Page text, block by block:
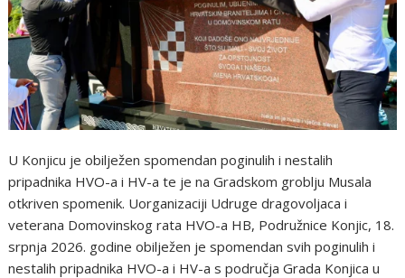
U Konjicu je obilježen spomendan poginulih i nestalih
pripadnika HVO-a i HV-a te je na Gradskom groblju Musala
otkriven spomenik. Uorganizaciji Udruge dragovoljaca i
veterana Domovinskog rata HVO-a HB, Podružnice Konjic, 18.
srpnja 2026. godine obilježen je spomendan svih poginulih i
nestalih pripadnika HVO-a i HV-a s područja Grada Konjica u